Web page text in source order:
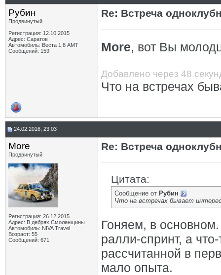
Рубин
Продвинутый
Регистрация: 12.10.2015
Адрес: Саратов
Автомобиль: Веста 1,8 АМТ
Сообщений: 159
Re: Встреча
More, вот Вы
Добавлено через 48
Что на встречах
24.02.2016, 23:03
More
Продвинутый
Регистрация: 26.12.2015
Адрес: В дебрях Смоленщины
Автомобиль: NIVA Travel
Возраст: 55
Сообщений: 671
Re: Встреча
Цитата:
Сообщение от Рубин
Что на встречах бывает
Гоняем, в
ралли-спринт, а
рассчитанной в
мало опыта.